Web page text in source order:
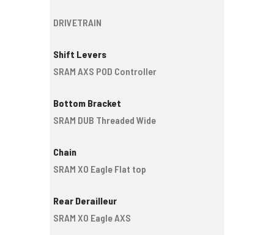
DRIVETRAIN
Shift Levers
SRAM AXS POD Controller
Bottom Bracket
SRAM DUB Threaded Wide
Chain
SRAM XO Eagle Flat top
Rear Derailleur
SRAM X0 Eagle AXS